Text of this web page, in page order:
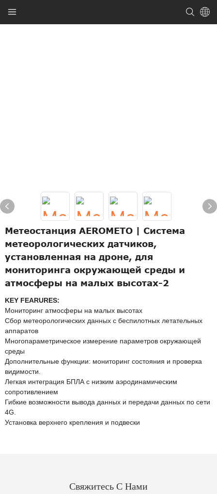
Метеостанция AEROMETO | Система
метеорологических датчиков,
установленная на дроне, для
мониторинга окружающей среды и
атмосферы на малых высотах-2
KEY FEARURES:
Мониторинг атмосферы на малых высотах
Сбор метеорологических данных с беспилотных летательных
аппаратов
Многопараметрическое измерение параметров окружающей
среды
Дополнительные функции: мониторинг состояния и проверка
видимости.
Легкая интеграция БПЛА с низким аэродинамическим
сопротивлением
Гибкие возможности вывода данных и передачи данных по сети
4G.
Установка верхнего крепления и подвески
Свяжитесь С Нами